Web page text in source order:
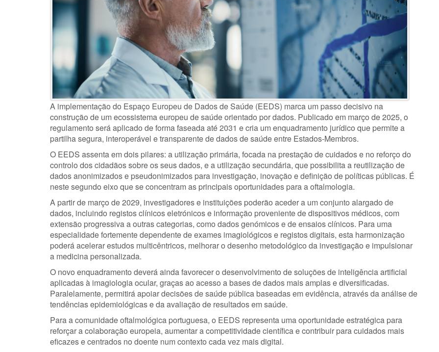
A implementação do Espaço Europeu de Dados de Saúde (EEDS) marca um passo decisivo na
construção de um ecossistema europeu de saúde orientado por dados. Publicado em março de 2025, o
regulamento será aplicado de forma faseada até 2031 e cria um enquadramento jurídico que permite a
partilha segura, interoperável e transparente de dados de saúde entre Estados-Membros.
O EEDS assenta em dois pilares: a utilização primária, focada na prestação de cuidados e no reforço do
controlo dos cidadãos sobre os seus dados, e a utilização secundária, que possibilita a reutilização de
dados anonimizados e pseudonimizados para investigação, inovação e definição de políticas públicas. É
neste segundo eixo que se concentram as principais oportunidades para a oftalmologia.
A partir de março de 2029, investigadores e instituições poderão aceder a um conjunto alargado de
dados, incluindo registos clínicos eletrónicos e informação proveniente de dispositivos médicos, com
extensão progressiva a outras categorias, como dados genómicos e de ensaios clínicos. Para uma
especialidade fortemente dependente de exames imagiológicos e registos digitais, esta harmonização
poderá acelerar estudos multicêntricos, melhorar o desenho metodológico da investigação e impulsionar
a medicina personalizada.
O novo enquadramento deverá ainda favorecer o desenvolvimento de soluções de inteligência artificial
aplicadas à imagiologia ocular, graças ao acesso a bases de dados mais amplas e diversificadas.
Paralelamente, permitirá apoiar decisões de saúde pública baseadas em evidência, através da análise de
tendências epidemiológicas e da avaliação de resultados em saúde.
Para a comunidade oftalmológica portuguesa, o EEDS representa uma oportunidade estratégica para
reforçar a colaboração europeia, aumentar a competitividade científica e contribuir para cuidados mais
eficazes e centrados no doente num contexto cada vez mais digital.